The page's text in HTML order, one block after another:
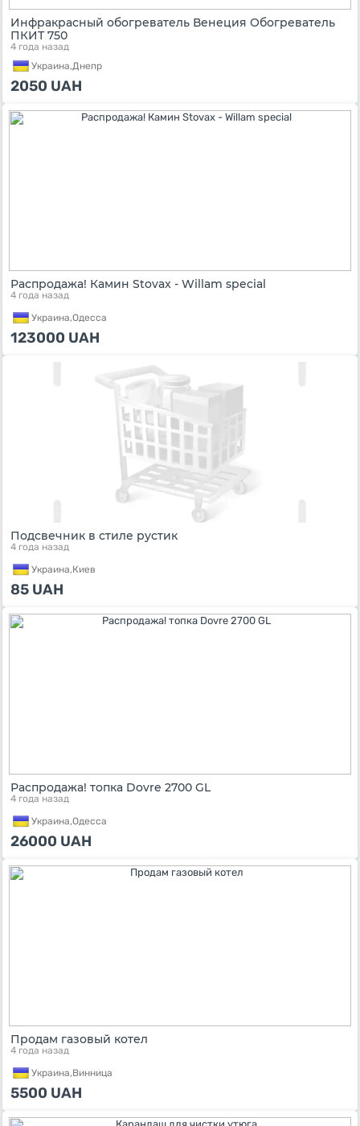
Инфракрасный обогреватель Венеция Обогреватель
ПКИТ 750
4 года назад
Украина,Днепр
2050 UAH
Распродажа! Камин Stovax - Willam special
4 года назад
Украина,Одесса
123000 UAH
Подсвечник в стиле рустик
4 года назад
Украина,Киев
85 UAH
Распродажа! топка Dovre 2700 GL
4 года назад
Украина,Одесса
26000 UAH
Продам газовый котел
4 года назад
Украина,Винница
5500 UAH